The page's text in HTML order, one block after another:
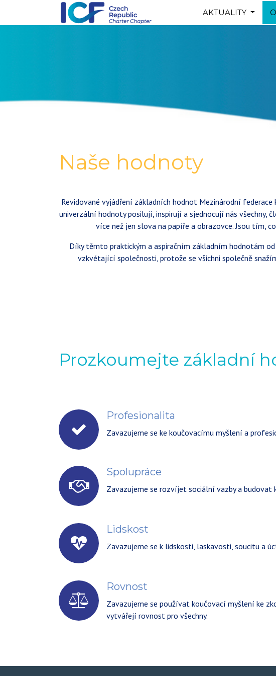
AKTUALITY
Naše hodnoty
Revidované vyjádření základních hodnot Mezinárodní
univerzální hodnoty posilují, inspirují a sjednocují nás všechny,
více než jen slova na papíře a obrazovce. Jsou tím,
Díky těmto praktickým a aspiračním základním hodnotám
vzkvétající společnosti, protože se všichni společně
Prozkoumejte základní
Profesionalita
Zavazujeme se ke koučovacímu myšlení a
Spolupráce
Zavazujeme se rozvíjet sociální vazby a budovat
Lidskost
Zavazujeme se k lidskosti, laskavosti, soucitu a
Rovnost
Zavazujeme se používat koučovací myšlení ke
vytvářejí rovnost pro všechny.